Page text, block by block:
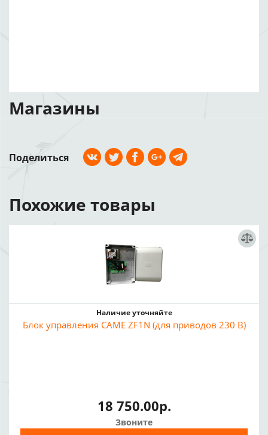
Магазины
Поделиться
Похожие товары
Наличие уточняйте
Блок управления CAME ZF1N (для приводов 230 В)
18 750.00р.
Звоните